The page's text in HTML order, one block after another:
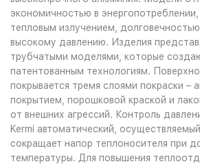
экономичностью в
тепловым излучением,
высокому давлению. Изделия
трубчатыми моделями, которые
патентованным технологиям.
покрывается тремя слоями покраски –
покрытием, порошковой краской и
от внешних агрессий. Контроль
Kermi автоматический,
сокращает напор теплоносителя при
температуры. Для повышения